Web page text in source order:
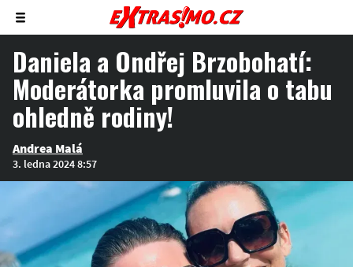
Zobrazit/skrýt
menu
Daniela a Ondřej Brzobohatí:
Moderátorka promluvila o tabu
ohledně rodiny!
Andrea Malá
3. ledna 2024 8:57